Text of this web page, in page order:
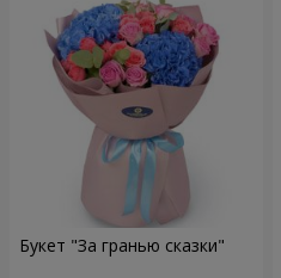
Букет "За гранью сказки"